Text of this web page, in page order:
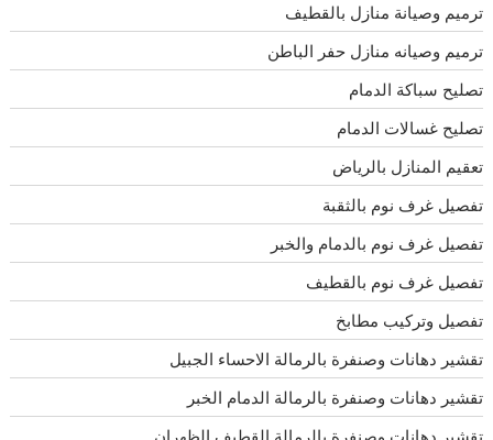
ترميم وصيانة منازل بالقطيف
ترميم وصيانه منازل حفر الباطن
تصليح سباكة الدمام
تصليح غسالات الدمام
تعقيم المنازل بالرياض
تفصيل غرف نوم بالثقبة
تفصيل غرف نوم بالدمام والخبر
تفصيل غرف نوم بالقطيف
تفصيل وتركيب مطابخ
تقشير دهانات وصنفرة بالرمالة الاحساء الجبيل
تقشير دهانات وصنفرة بالرمالة الدمام الخبر
تقشير دهانات وصنفرة بالرمالة القطيف الظهران